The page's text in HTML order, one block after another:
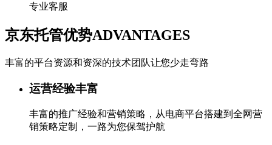
专业客服
京东托管优势ADVANTAGES
丰富的平台资源和资深的技术团队让您少走弯路
运营经验丰富
丰富的推广经验和营销策略，从电商平台搭建到全网营
销策略定制，一路为您保驾护航